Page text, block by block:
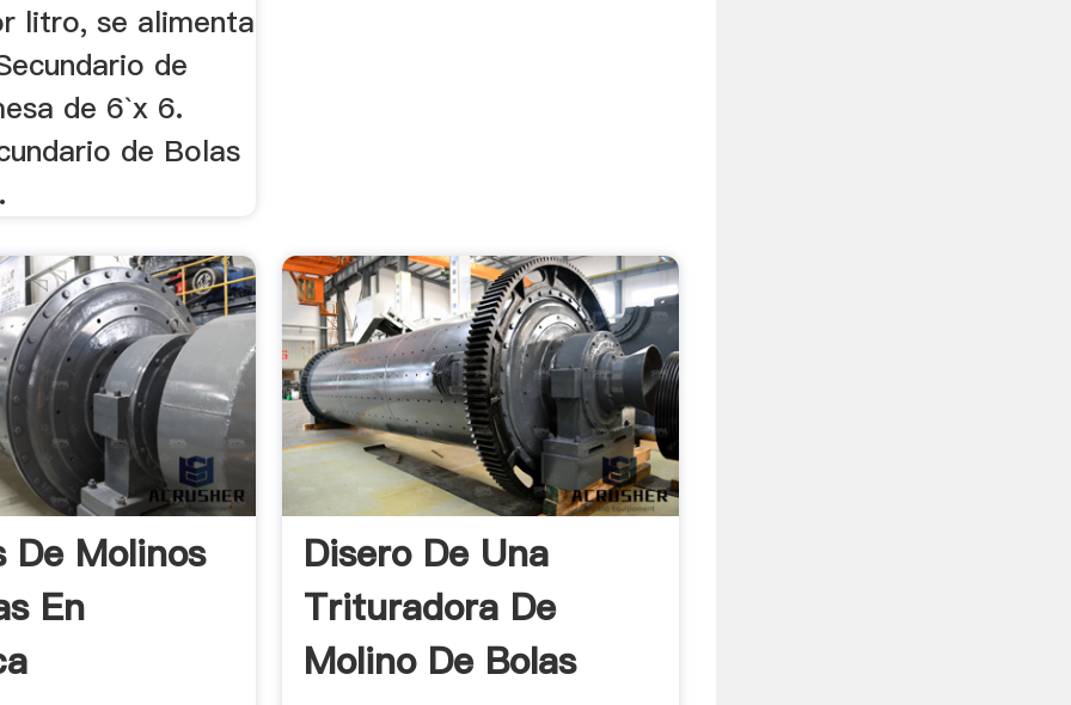
litro, se alimenta
de
de 6`x 6.
de Bolas
De Molinos
En
Disero De Una
Trituradora De
Molino De Bolas